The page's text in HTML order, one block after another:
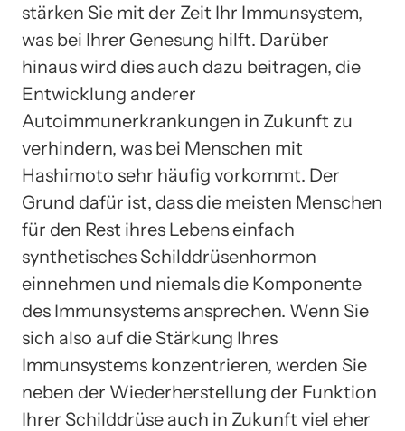
stärken Sie mit der Zeit Ihr Immunsystem,
was bei Ihrer Genesung hilft. Darüber
hinaus wird dies auch dazu beitragen, die
Entwicklung anderer
Autoimmunerkrankungen in Zukunft zu
verhindern, was bei Menschen mit
Hashimoto sehr häufig vorkommt. Der
Grund dafür ist, dass die meisten Menschen
für den Rest ihres Lebens einfach
synthetisches Schilddrüsenhormon
einnehmen und niemals die Komponente
des Immunsystems ansprechen. Wenn Sie
sich also auf die Stärkung Ihres
Immunsystems konzentrieren, werden Sie
neben der Wiederherstellung der Funktion
Ihrer Schilddrüse auch in Zukunft viel eher